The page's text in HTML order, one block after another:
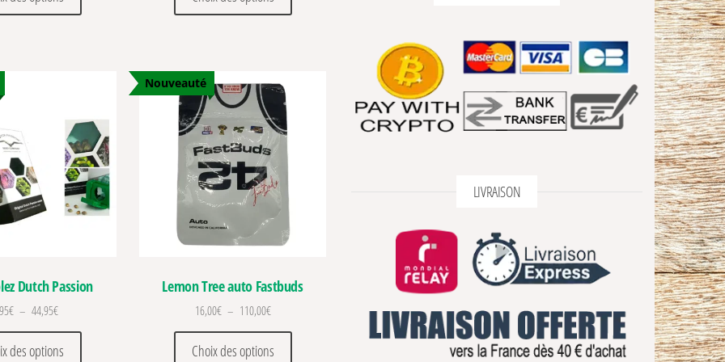
Les options peuvent être choisies sur la page du produit
Dutch Passion
€ – 44,95€Plage de prix : 29,95€ à 44,95€
des options
Ce produit a plusieurs variations. Les options peuvent être choisies sur la page du produit
Nouveauté
Lemon Tree auto Fastbuds
16,00€ – 110,00€Plage de prix : 16,00€ à 110,00€
Choix des options
Ce produit a plusieurs variations. Les options peuvent être choisies sur la page du produit
LIVRAISON